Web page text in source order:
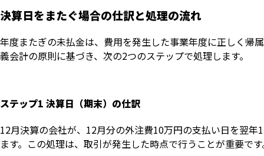
決算日をまたぐ場合の仕訳と処理の流れ
年度またぎの未払金は、費用を発生した事業年度に正しく帰
義会計の原則に基づき、次の2つのステップで処理します。
ステップ1 決算日（期末）の仕訳
12月決算の会社が、12月分の外注費10万円の支払い日を翌
ます。この処理は、取引が発生した時点で行うことが重要で